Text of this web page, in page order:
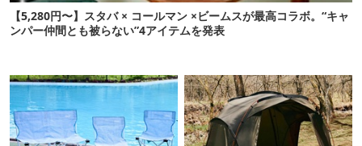
【5,280円〜】スタバ × コールマン ×ビームスが最高コラボ。“キャ
ンパー仲間とも被らない”4アイテムを発表